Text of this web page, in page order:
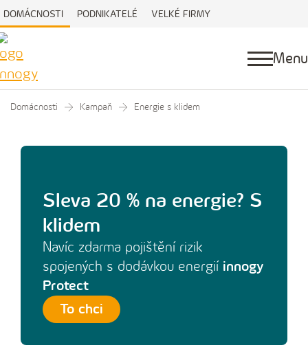
DOMÁCNOSTI PODNIKATELÉ VELKÉ FIRMY
Menu
Domácnosti Kampaň Energie s klidem
Sleva 20 % na energie? S
klidem
Navíc zdarma pojištění rizik
spojených s dodávkou energií innogy
Protect
To chci